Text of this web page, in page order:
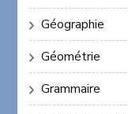
Géographie
Géométrie
Grammaire